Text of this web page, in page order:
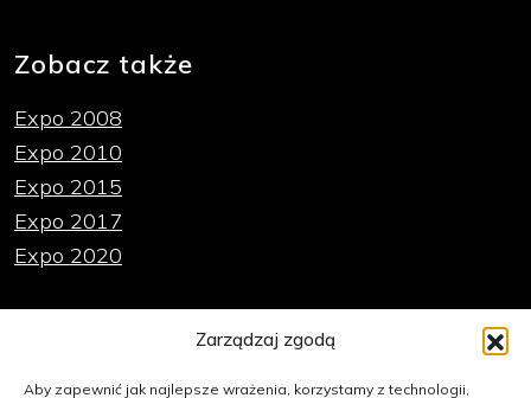
Zarządzaj zgodą
Aby zapewnić jak najlepsze wrażenia, korzystamy z technologii,
Zobacz także
Expo 2008
Expo 2010
Expo 2015
Expo 2017
Expo 2020
Polityka plików cookies